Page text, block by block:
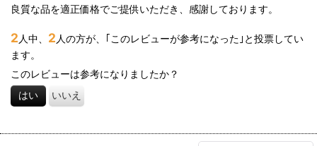
良質な品を適正価格でご提供いただき、感謝しております。
2 人中、 2 人の方が、｢このレビューが参考になった｣と投票してい
ます。
このレビューは参考になりましたか？
はい いいえ